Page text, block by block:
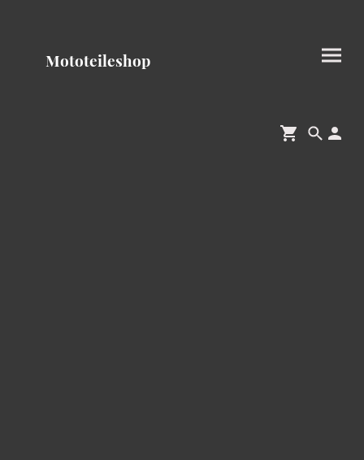
Mototeileshop